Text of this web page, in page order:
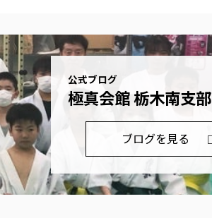
公式ブログ
極真会館 栃木南支部
ブログを見る